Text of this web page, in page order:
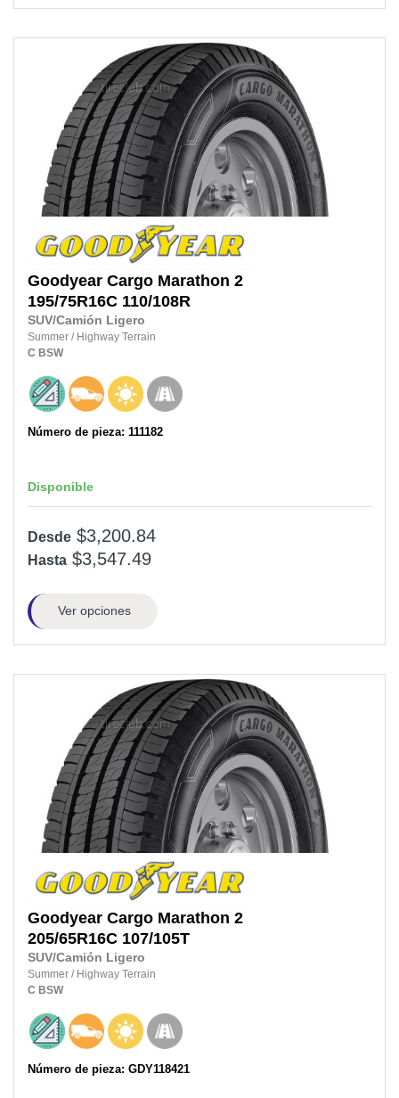
Goodyear Cargo Marathon 2
195/75R16C 110/108R
SUV/Camión Ligero
Summer / Highway Terrain
C BSW
Número de pieza: 111182
Disponible
Desde $3,200.84
Hasta $3,547.49
Ver opciones
Goodyear Cargo Marathon 2
205/65R16C 107/105T
SUV/Camión Ligero
Summer / Highway Terrain
C BSW
Número de pieza: GDY118421